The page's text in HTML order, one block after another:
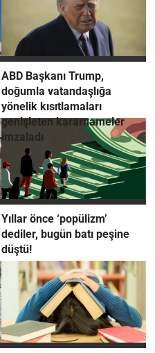
ABD Başkanı Trump,
doğumla vatandaşlığa
yönelik kısıtlamaları
genişleten kararnameler
imzaladı
Yıllar önce ‘popülizm’
dediler, bugün batı peşine
düştü!